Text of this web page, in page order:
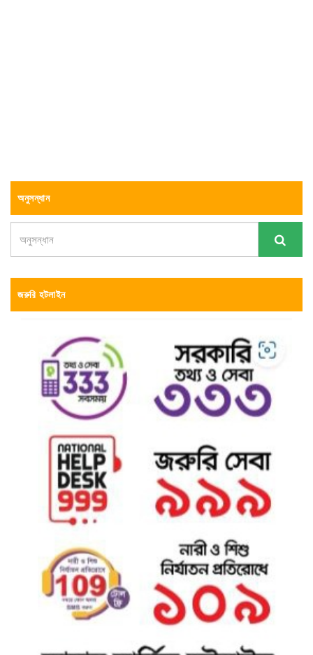
অনুসন্ধান
জরুরি হটলাইন